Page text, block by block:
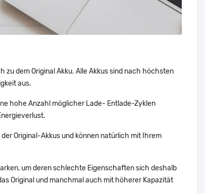
zu dem Original Akku. Alle Akkus sind nach höchsten
aus.
hohe Anzahl möglicher Lade- Entlade-Zyklen
Original-Akkus und können natürlich mit Ihrem
um deren schlechte Eigenschaften sich deshalb
Original und manchmal auch mit höherer Kapazität